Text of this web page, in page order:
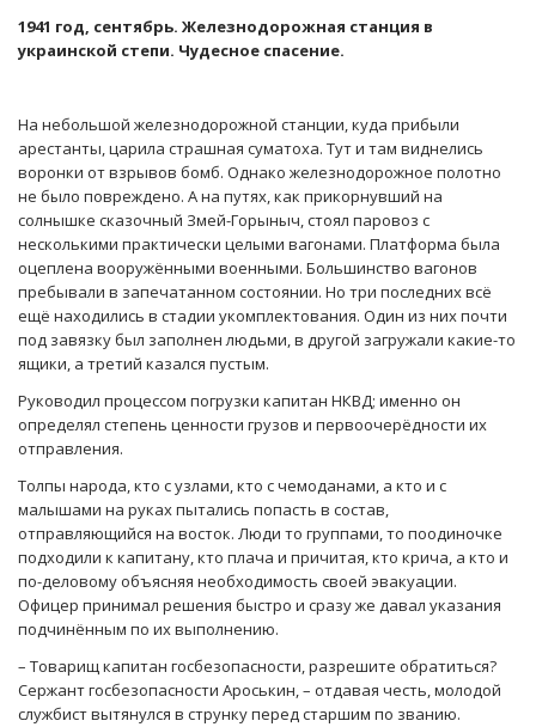
1941 год, сентябрь. Железнодорожная станция в
украинской степи. Чудесное спасение.
На небольшой железнодорожной станции, куда прибыли
арестанты, царила страшная суматоха. Тут и там виднелись
воронки от взрывов бомб. Однако железнодорожное полотно
не было повреждено. А на путях, как прикорнувший на
солнышке сказочный Змей-Горыныч, стоял паровоз с
несколькими практически целыми вагонами. Платформа была
оцеплена вооружёнными военными. Большинство вагонов
пребывали в запечатанном состоянии. Но три последних всё
ещё находились в стадии укомплектования. Один из них почти
под завязку был заполнен людьми, в другой загружали какие-то
ящики, а третий казался пустым.
Руководил процессом погрузки капитан НКВД; именно он
определял степень ценности грузов и первоочерёдности их
отправления.
Толпы народа, кто с узлами, кто с чемоданами, а кто и с
малышами на руках пытались попасть в состав,
отправляющийся на восток. Люди то группами, то поодиночке
подходили к капитану, кто плача и причитая, кто крича, а кто и
по-деловому объясняя необходимость своей эвакуации.
Офицер принимал решения быстро и сразу же давал указания
подчинённым по их выполнению.
– Товарищ капитан госбезопасности, разрешите обратиться?
Сержант госбезопасности Ароськин, – отдавая честь, молодой
службист вытянулся в струнку перед старшим по званию.